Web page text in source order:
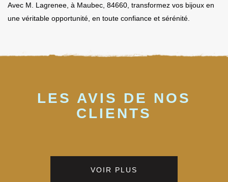
Avec M. Lagrenee, à Maubec, 84660, transformez vos bijoux en
une véritable opportunité, en toute confiance et sérénité.
LES AVIS DE NOS
CLIENTS
VOIR PLUS